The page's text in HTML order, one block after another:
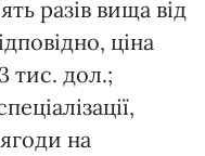
разів вища від
ціна
тис. дол.;
на